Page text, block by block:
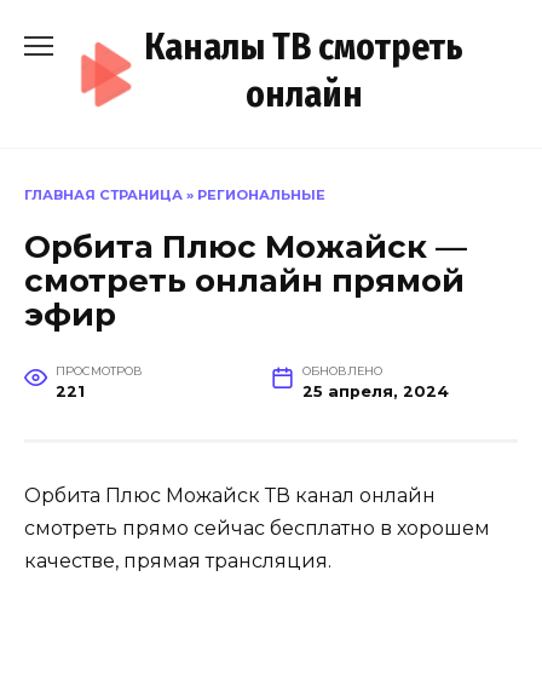
содержанию
Каналы ТВ смотреть
онлайн
ГЛАВНАЯ СТРАНИЦА » РЕГИОНАЛЬНЫЕ
Орбита Плюс Можайск —
смотреть онлайн прямой
эфир
ПРОСМОТРОВ
221
ОБНОВЛЕНО
25 апреля, 2024
Орбита Плюс Можайск ТВ канал онлайн
смотреть прямо сейчас бесплатно в хорошем
качестве, прямая трансляция.